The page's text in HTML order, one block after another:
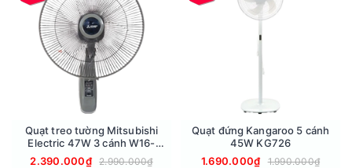
hóa không gian sử dụng. Từ phòng khách hiện đại đến phòng
ngủ cổ điển, quạt đều mang lại sự hài hòa và thẩm mỹ cho
không gian sống.
3 tốc độ gió phù hợp
Quạt QĐ450-ĐM được thiết lập 3 tốc độ gió: mạnh, trung
bình, yếu mang đến cho người dùng những trải nghiệm tuyệt
vời nhất. Chỉ cần xoay núm điều khiển ở phía sau thân quạt,
người dùng đã có thể điều khiển được tốc độ gió của quạt
sao cho phù hợp theo ý muốn cũng như nhu cầu sử dụng.
Quạt treo tường Mitsubishi
Electric 47W 3 cánh W16-
RACY-GY
2.390.000₫ 2.990.000₫
Quạt đứng Kangaroo 5 cánh
45W KG726
1.690.000₫
1.990.000₫